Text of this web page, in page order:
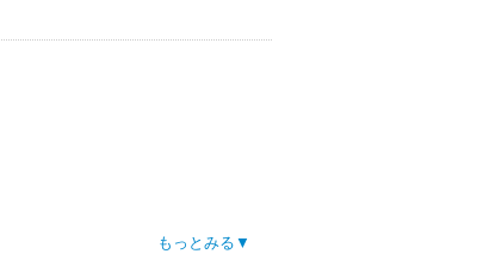
もっとみる▼